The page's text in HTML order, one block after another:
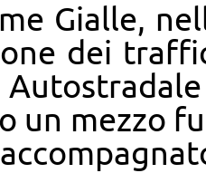
Gialle,
dei
un mezzo